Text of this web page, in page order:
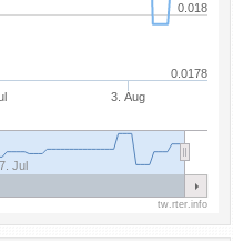
3. Aug
Jul
0.0178
0.018
tw.rter.info